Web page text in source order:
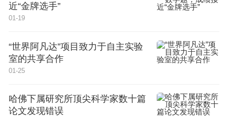
近“金牌选手”
01-19
“世界阿凡达”项目致力于自主实验
室的共享合作
01-25
哈佛下属研究所顶尖科学家数十篇
论文发现错误